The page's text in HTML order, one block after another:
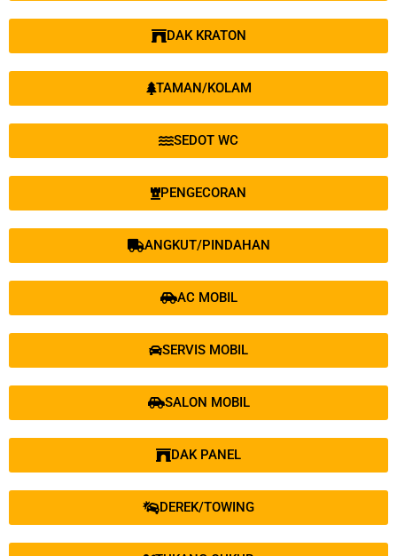
DAK KRATON
TAMAN/KOLAM
SEDOT WC
PENGECORAN
ANGKUT/PINDAHAN
AC MOBIL
SERVIS MOBIL
SALON MOBIL
DAK PANEL
DEREK/TOWING